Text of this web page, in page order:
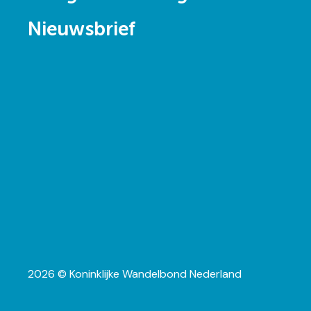
Nieuwsbrief
2026 © Koninklijke Wandelbond Nederland